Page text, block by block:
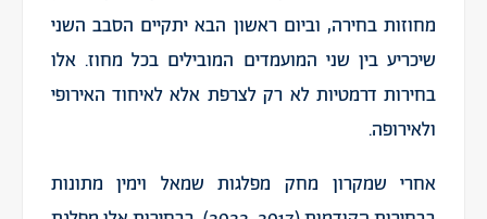
מחוזות בחירה, וביום ראשון הבא יתקיים הסבב השני
שיכריע בין שני המועמדים המובילים בכל מחוז. אלו
בחירות דרמטיות לא רק לצרפת אלא לאיחוד האירופי
ולאירופה.
אחרי שמקרון מחק מפלגות שמאל וימין מתונות